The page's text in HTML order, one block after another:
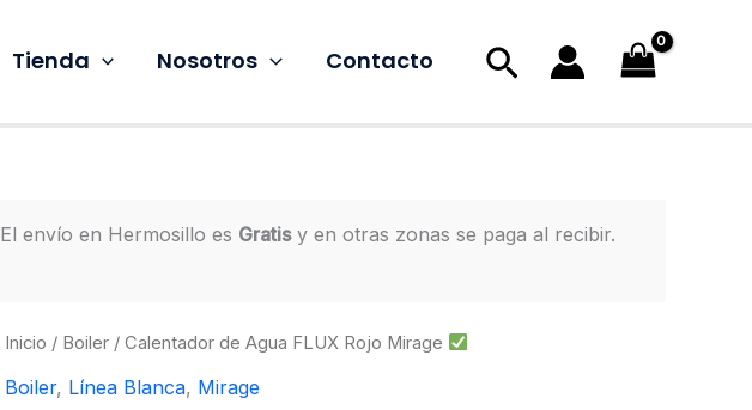
Tienda Nosotros Contacto Buscar
El envío en Hermosillo es Gratisy en otras zonas se paga al recibir.
Inicio / Boiler / Calentador de Agua FLUX Rojo Mirage
Boiler, Línea Blanca, Mirage